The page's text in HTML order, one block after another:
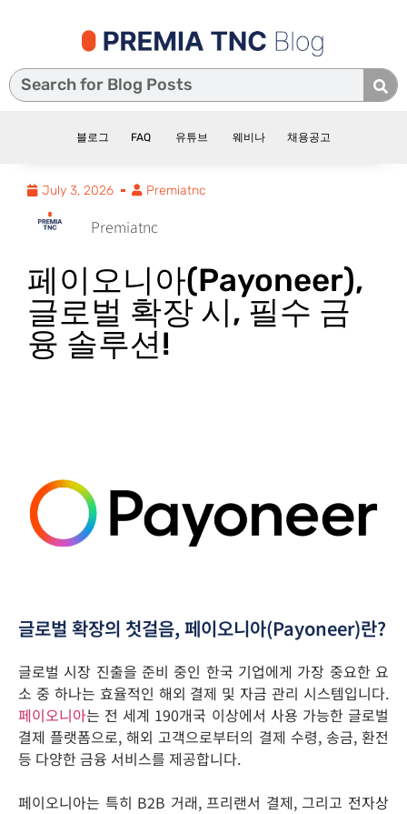
블로그 FAQ 유튜브 웨비나 채용공고
July 3, 2026 Premiatnc
Premiatnc
페이오니아(Payoneer),
글로벌 확장 시, 필수 금
융 솔루션!
글로벌 확장의 첫걸음, 페이오니아(Payoneer)란?
글로벌 시장 진출을 준비 중인 한국 기업에게 가장 중요한 요
소 중 하나는 효율적인 해외 결제 및 자금 관리 시스템입니다.
페이오니아는 전 세계 190개국 이상에서 사용 가능한 글로벌
결제 플랫폼으로, 해외 고객으로부터의 결제 수령, 송금, 환전
등 다양한 금융 서비스를 제공합니다.​
페이오니아는 특히 B2B 거래, 프리랜서 결제, 그리고 전자상